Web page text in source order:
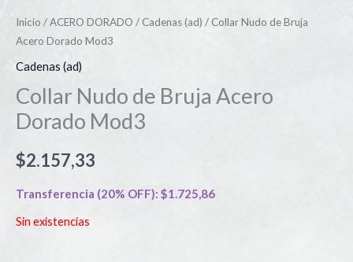
Inicio /ACERO DORADO / Cadenas (ad) / Collar Nudo de Bruja
Acero Dorado Mod3
Cadenas (ad)
Collar Nudo de Bruja Acero
Dorado Mod3
$2.157,33
Transferencia (20% OFF): $1.725,86
Sin existencias